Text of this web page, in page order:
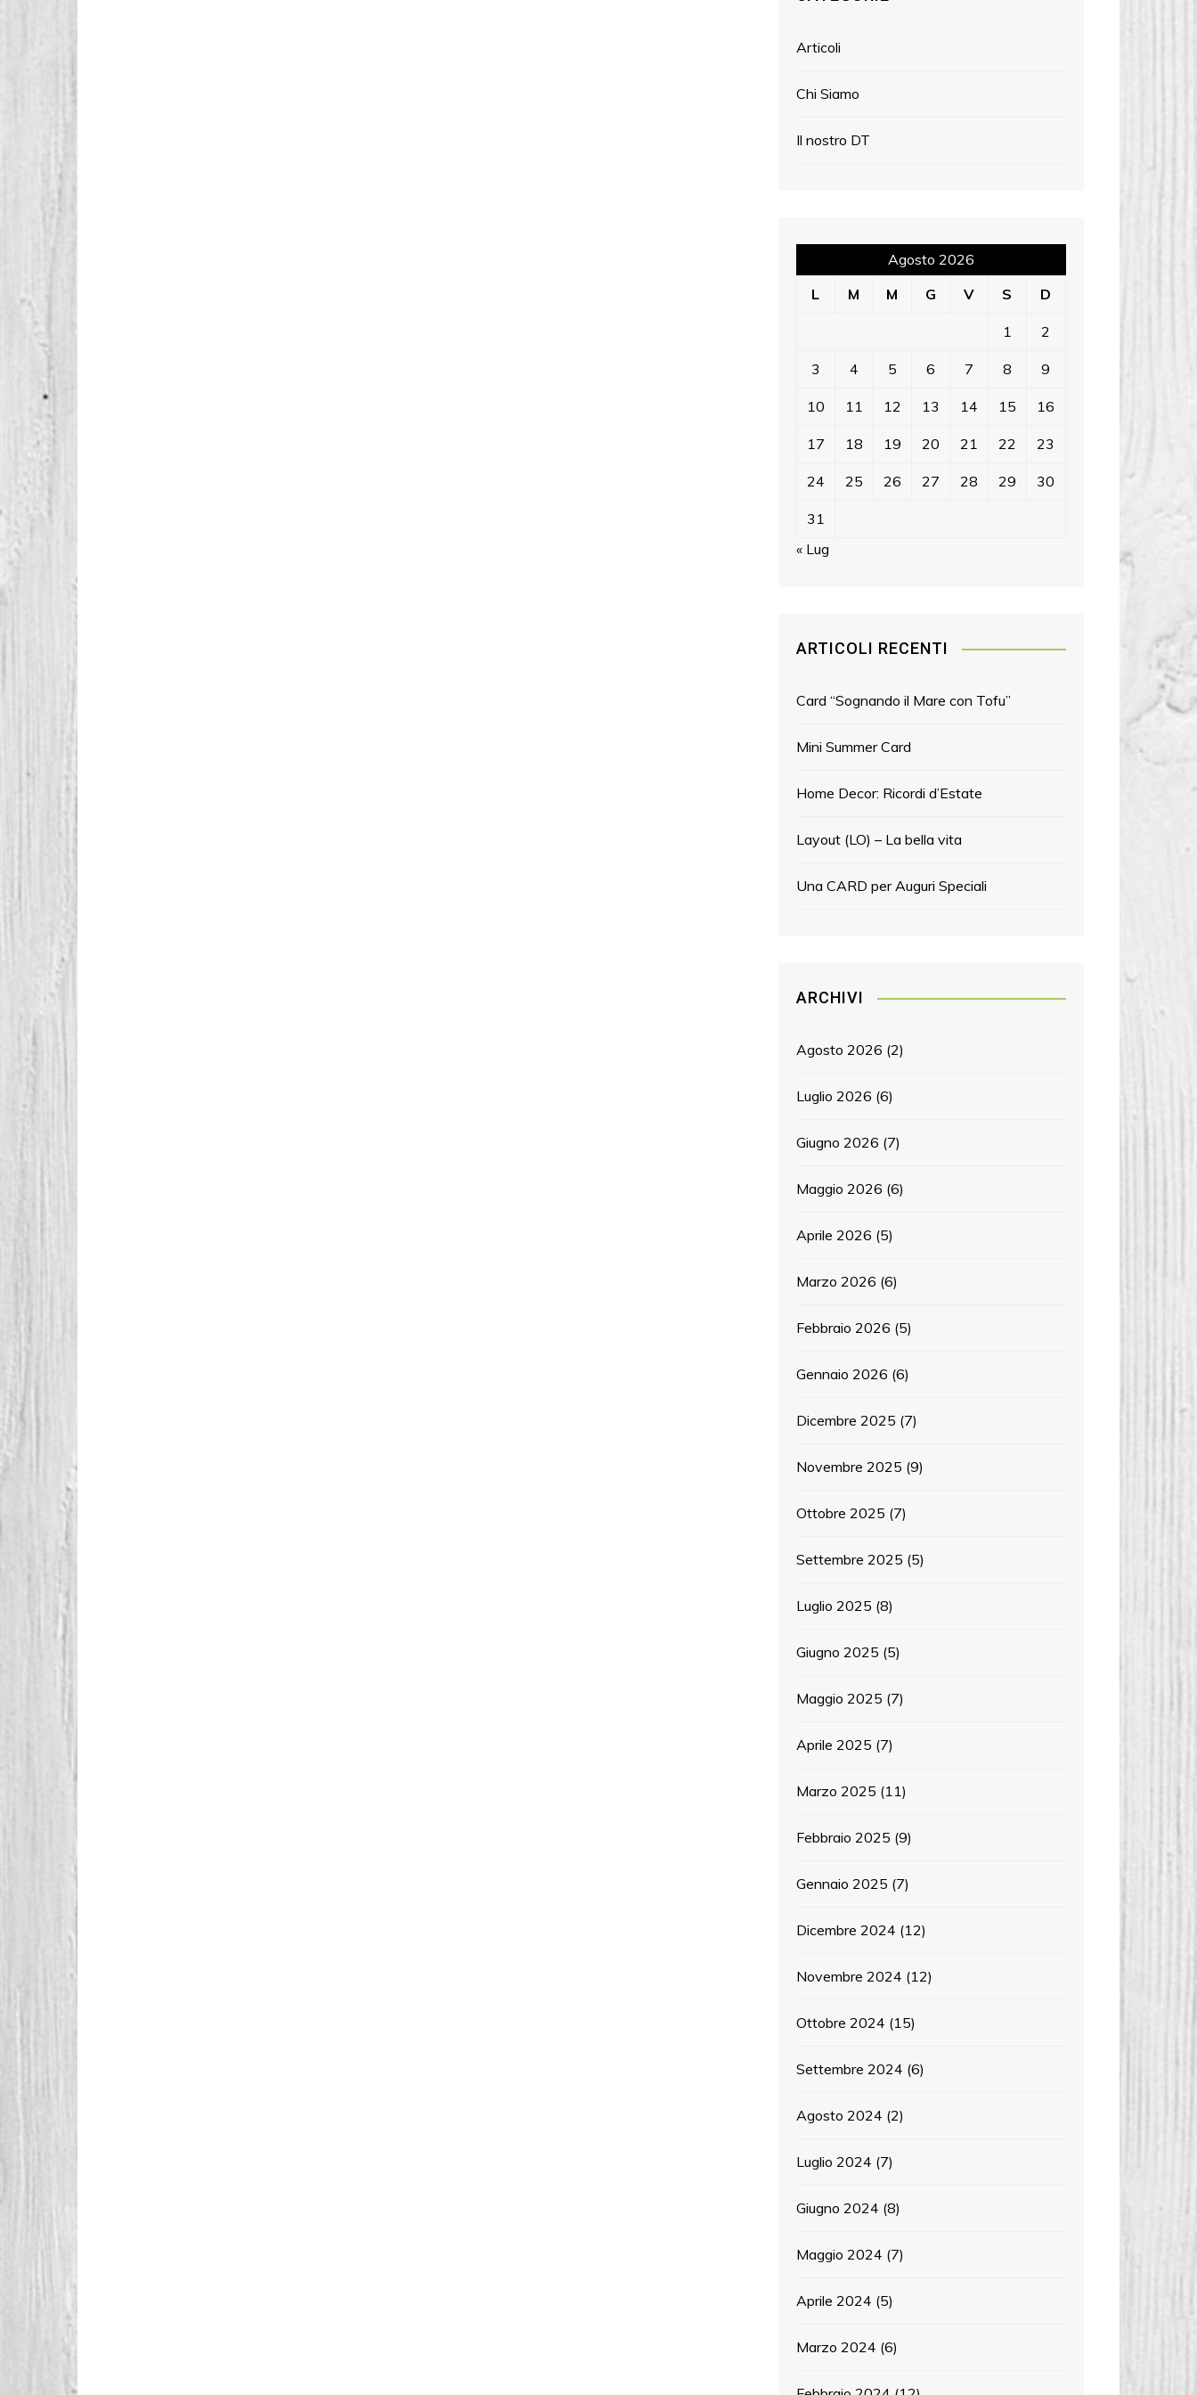
Articoli
Chi Siamo
Il nostro DT
Agosto 2026
L
M M G V S D
1 2
3 4 5 6 7 8 9
10 11 12 13 14 15 16
17 18 19 20 21 22 23
24 25 26 27 28 29 30
31
« Lug
ARTICOLI RECENTI
Card “Sognando il Mare con Tofu”
Mini Summer Card
Home Decor: Ricordi d’Estate
Layout (LO) – La bella vita
Una CARD per Auguri Speciali
ARCHIVI
Agosto 2026 (2)
Luglio 2026 (6)
Giugno 2026 (7)
Maggio 2026 (6)
Aprile 2026 (5)
Marzo 2026 (6)
Febbraio 2026 (5)
Gennaio 2026 (6)
Dicembre 2025 (7)
Novembre 2025 (9)
Ottobre 2025 (7)
Settembre 2025 (5)
Luglio 2025 (8)
Giugno 2025 (5)
Maggio 2025 (7)
Aprile 2025 (7)
Marzo 2025 (11)
Febbraio 2025 (9)
Gennaio 2025 (7)
Dicembre 2024 (12)
Novembre 2024 (12)
Ottobre 2024 (15)
Settembre 2024 (6)
Agosto 2024 (2)
Luglio 2024 (7)
Giugno 2024 (8)
Maggio 2024 (7)
Aprile 2024 (5)
Marzo 2024 (6)